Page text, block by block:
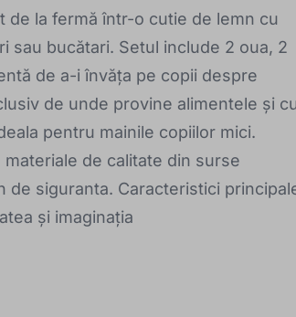
de la fermă într-o cutie de lemn cu
sau bucătari. Setul include 2 oua, 2
de a-i învăța pe copii despre
de unde provine alimentele și
pentru mainile copiilor mici.
de calitate din surse
siguranta. Caracteristici
și imaginația